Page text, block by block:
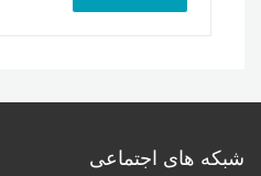
شبکه های اجتماعی